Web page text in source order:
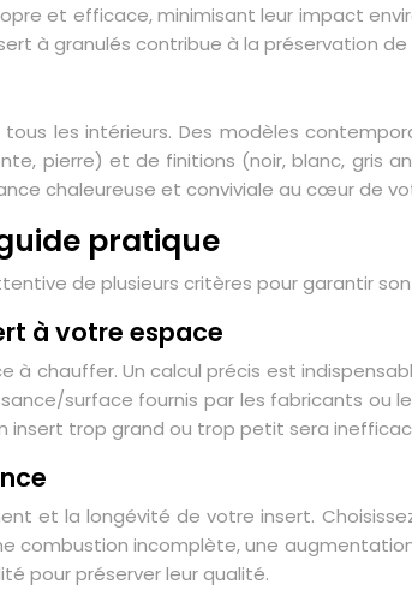
et efficace, minimisant leur impact
à granulés contribue à la préservation
les intérieurs. Des modèles
pierre) et de finitions (noir, blanc, gris
chaleureuse et conviviale au cœur de
pratique
de plusieurs critères pour garantir
à votre espace
à chauffer. Un calcul précis est
surface fournis par les fabricants ou
insert trop grand ou trop petit sera
et la longévité de votre insert.
combustion incomplète, une
pour préserver leur qualité.